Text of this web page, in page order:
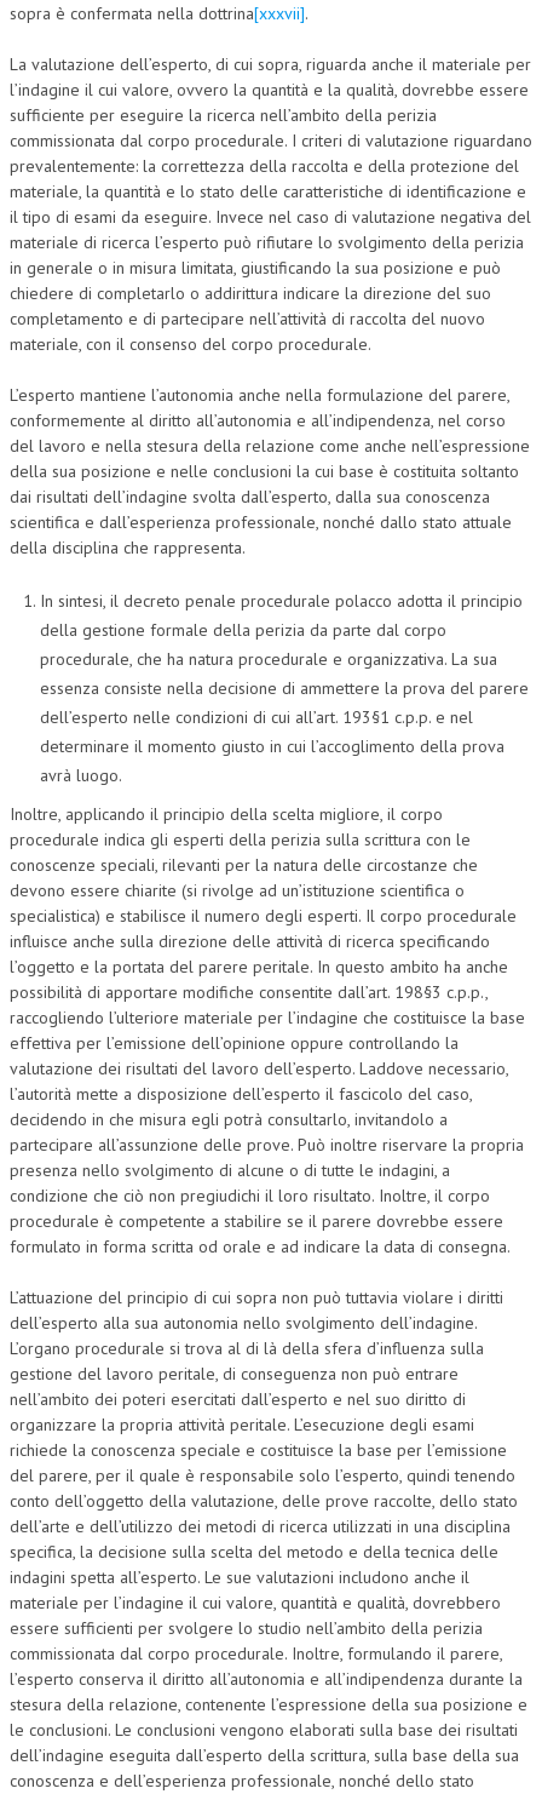
sopra è confermata nella dottrina[xxxvii].
La valutazione dell’esperto, di cui sopra, riguarda anche il materiale per
l’indagine il cui valore, ovvero la quantità e la qualità, dovrebbe essere
sufficiente per eseguire la ricerca nell’ambito della perizia
commissionata dal corpo procedurale. I criteri di valutazione riguardano
prevalentemente: la correttezza della raccolta e della protezione del
materiale, la quantità e lo stato delle caratteristiche di identificazione e
il tipo di esami da eseguire. Invece nel caso di valutazione negativa del
materiale di ricerca l’esperto può rifiutare lo svolgimento della perizia
in generale o in misura limitata, giustificando la sua posizione e può
chiedere di completarlo o addirittura indicare la direzione del suo
completamento e di partecipare nell’attività di raccolta del nuovo
materiale, con il consenso del corpo procedurale.
L’esperto mantiene l’autonomia anche nella formulazione del parere,
conformemente al diritto all’autonomia e all’indipendenza, nel corso
del lavoro e nella stesura della relazione come anche nell’espressione
della sua posizione e nelle conclusioni la cui base è costituita soltanto
dai risultati dell’indagine svolta dall’esperto, dalla sua conoscenza
scientifica e dall’esperienza professionale, nonché dallo stato attuale
della disciplina che rappresenta.
In sintesi, il decreto penale procedurale polacco adotta il principio
della gestione formale della perizia da parte dal corpo
procedurale, che ha natura procedurale e organizzativa. La sua
essenza consiste nella decisione di ammettere la prova del parere
dell’esperto nelle condizioni di cui all’art. 193§1 c.p.p. e nel
determinare il momento giusto in cui l’accoglimento della prova
avrà luogo.
Inoltre, applicando il principio della scelta migliore, il corpo
procedurale indica gli esperti della perizia sulla scrittura con le
conoscenze speciali, rilevanti per la natura delle circostanze che
devono essere chiarite (si rivolge ad un’istituzione scientifica o
specialistica) e stabilisce il numero degli esperti. Il corpo procedurale
influisce anche sulla direzione delle attività di ricerca specificando
l’oggetto e la portata del parere peritale. In questo ambito ha anche
possibilità di apportare modifiche consentite dall’art. 198§3 c.p.p.,
raccogliendo l’ulteriore materiale per l’indagine che costituisce la base
effettiva per l’emissione dell’opinione oppure controllando la
valutazione dei risultati del lavoro dell’esperto. Laddove necessario,
l’autorità mette a disposizione dell’esperto il fascicolo del caso,
decidendo in che misura egli potrà consultarlo, invitandolo a
partecipare all’assunzione delle prove. Può inoltre riservare la propria
presenza nello svolgimento di alcune o di tutte le indagini, a
condizione che ciò non pregiudichi il loro risultato. Inoltre, il corpo
procedurale è competente a stabilire se il parere dovrebbe essere
formulato in forma scritta od orale e ad indicare la data di consegna.
L’attuazione del principio di cui sopra non può tuttavia violare i diritti
dell’esperto alla sua autonomia nello svolgimento dell’indagine.
L’organo procedurale si trova al di là della sfera d’influenza sulla
gestione del lavoro peritale, di conseguenza non può entrare
nell’ambito dei poteri esercitati dall’esperto e nel suo diritto di
organizzare la propria attività peritale. L’esecuzione degli esami
richiede la conoscenza speciale e costituisce la base per l’emissione
del parere, per il quale è responsabile solo l’esperto, quindi tenendo
conto dell’oggetto della valutazione, delle prove raccolte, dello stato
dell’arte e dell’utilizzo dei metodi di ricerca utilizzati in una disciplina
specifica, la decisione sulla scelta del metodo e della tecnica delle
indagini spetta all’esperto. Le sue valutazioni includono anche il
materiale per l’indagine il cui valore, quantità e qualità, dovrebbero
essere sufficienti per svolgere lo studio nell’ambito della perizia
commissionata dal corpo procedurale. Inoltre, formulando il parere,
l’esperto conserva il diritto all’autonomia e all’indipendenza durante la
stesura della relazione, contenente l’espressione della sua posizione e
le conclusioni. Le conclusioni vengono elaborati sulla base dei risultati
dell’indagine eseguita dall’esperto della scrittura, sulla base della sua
conoscenza e dell’esperienza professionale, nonché dello stato